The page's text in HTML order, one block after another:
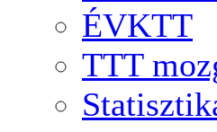
ÉVKTT
TTT